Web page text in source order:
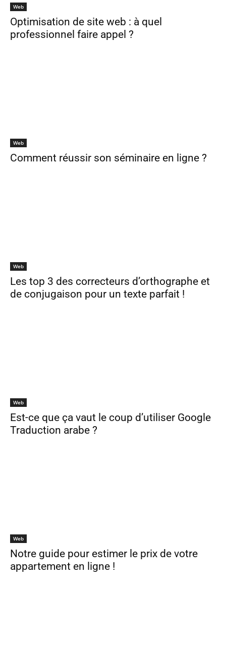
Web
Optimisation de site web : à quel
professionnel faire appel ?
Web
Comment réussir son séminaire en ligne ?
Web
Les top 3 des correcteurs d’orthographe et
de conjugaison pour un texte parfait !
Web
Est-ce que ça vaut le coup d’utiliser Google
Traduction arabe ?
Web
Notre guide pour estimer le prix de votre
appartement en ligne !